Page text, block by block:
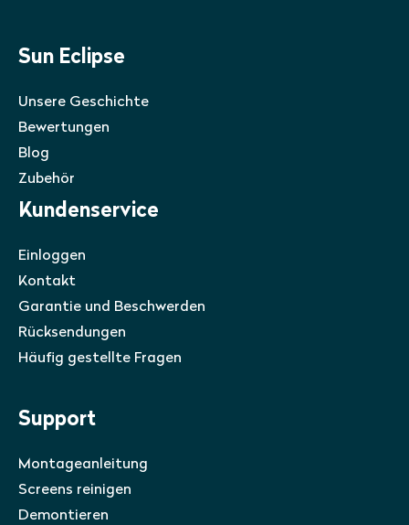
Sun Eclipse
Unsere Geschichte
Bewertungen
Blog
Zubehör
Kundenservice
Einloggen
Kontakt
Garantie und Beschwerden
Rücksendungen
Häufig gestellte Fragen
Support
Montageanleitung
Screens reinigen
Demontieren